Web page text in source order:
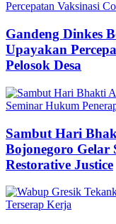
Gandeng Dinkes
Upayakan
Pelosok Desa
Sambut Hari
Bojonegoro Gelar
Restorative Justice